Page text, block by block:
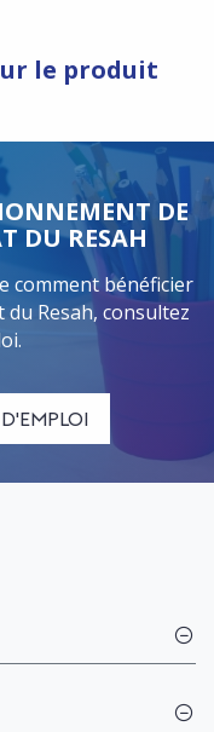
le produit
DE
DU RESAH
comment bénéficier
Resah, consultez